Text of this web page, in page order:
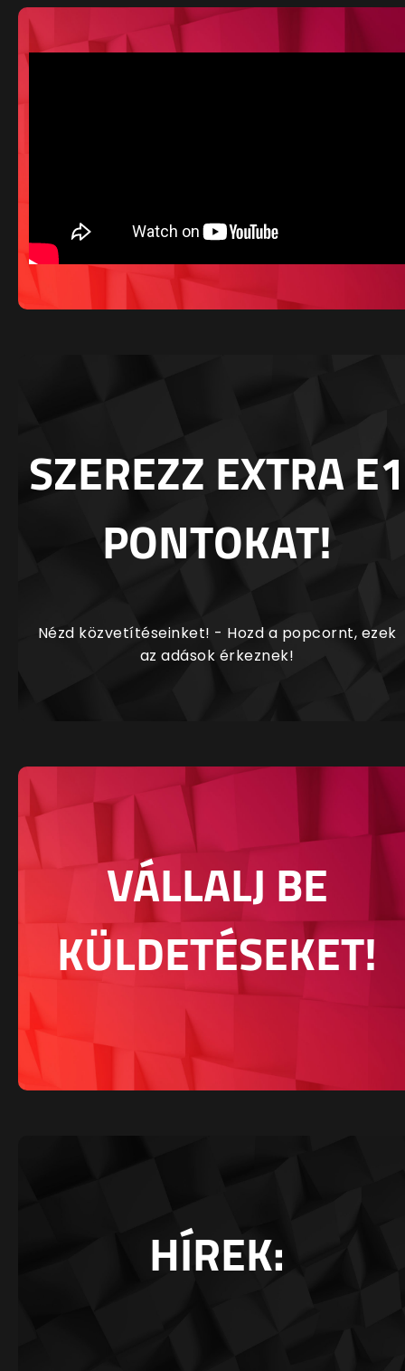
SZEREZZ EXTRA E1
PONTOKAT!
Nézd közvetítéseinket! - Hozd a popcornt, ezek
az adások érkeznek!
VÁLLALJ BE
KÜLDETÉSEKET!
HÍREK: